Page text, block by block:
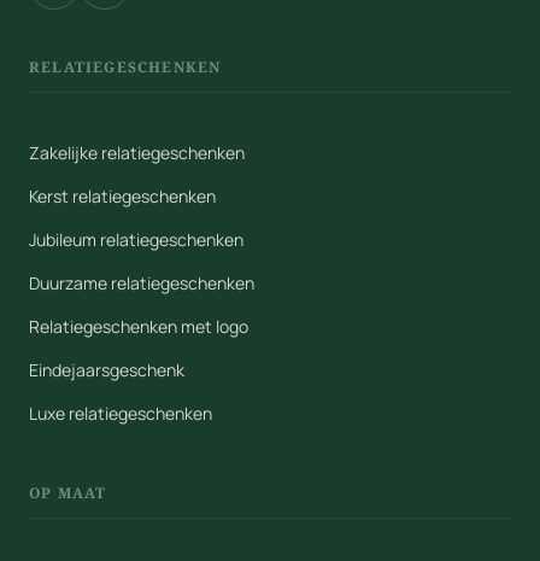
RELATIEGESCHENKEN
Zakelijke relatiegeschenken
Kerst relatiegeschenken
Jubileum relatiegeschenken
Duurzame relatiegeschenken
Relatiegeschenken met logo
Eindejaarsgeschenk
Luxe relatiegeschenken
OP MAAT